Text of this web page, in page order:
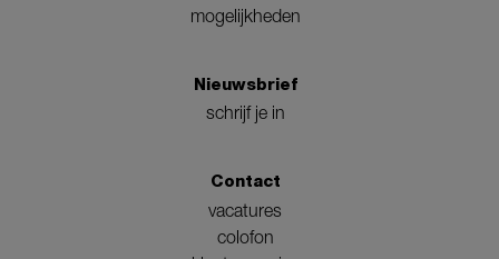
mogelijkheden
Nieuwsbrief
schrijf je in
Contact
vacatures
colofon